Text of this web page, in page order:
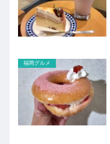
福岡グルメ